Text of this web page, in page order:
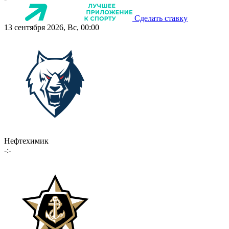
Сделать ставку
13 сентября 2026, Вс, 00:00
Нефтехимик
-:-